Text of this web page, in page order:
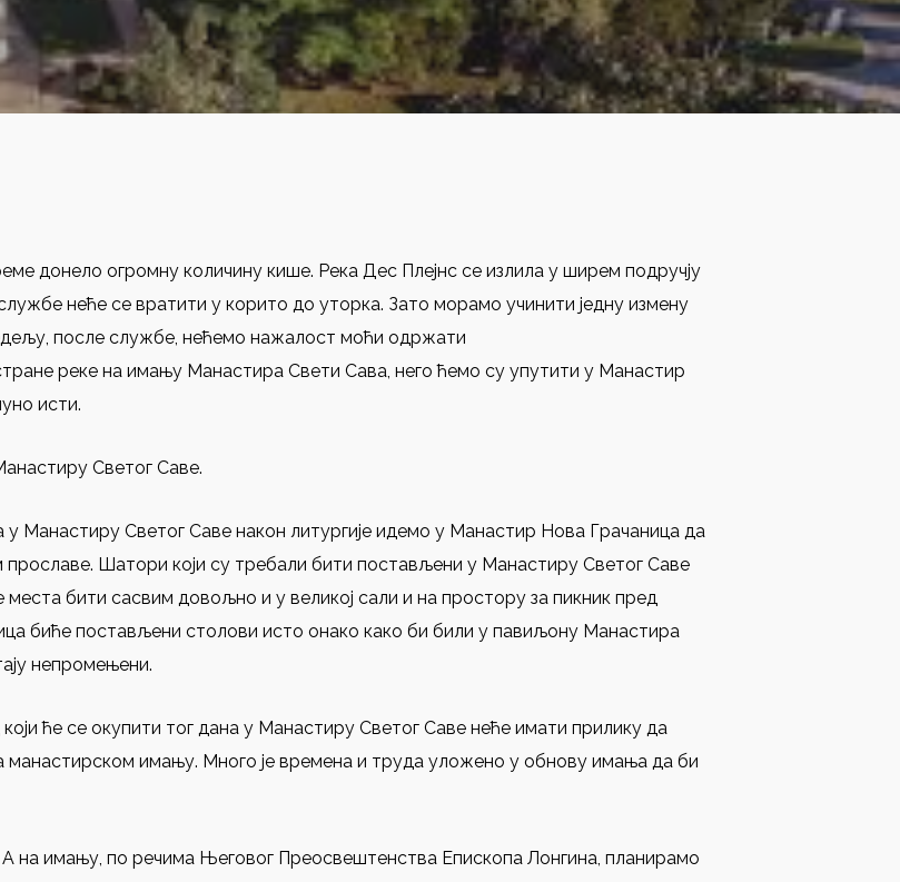
донело огромну количину кише. Река Дес Плејнс се излила у ширем подручју
неће се вратити у корито до уторка. Зато морамо учинити једну измену
после службе, нећемо нажалост моћи одржати
реке на имању Манастира Свети Сава, него ћемо су упутити у Манастир
исти.
Светог Саве.
у Манастиру Светог Саве након литургије идемо у Манастир Нова Грачаница да
Шатори који су требали бити постављени у Манастиру Светог Саве
бити сасвим довољно и у великој сали и на простору за пикник пред
биће постављени столови исто онако како би били у павиљону Манастира
непромењени.
ће се окупити тог дана у Манастиру Светог Саве неће имати прилику да
манастирском имању. Много је времена и труда уложено у обнову имања да би
на имању, по речима Његовог Преосвештенства Епископа Лонгина, планирамо